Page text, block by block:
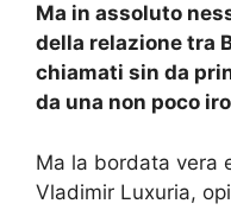
Ma in assoluto
della relazione tra
chiamati sin da
da una non poco
Ma la bordata vera
Vladimir Luxuria,